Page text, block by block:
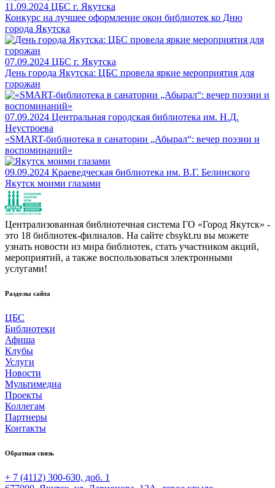
11.09.2024 ЦБС г. Якутска
Конкурс на лучшее оформление окон библиотек ко Дню
города Якутска
07.09.2024 ЦБС г. Якутска
День города Якутска: ЦБС провела яркие мероприятия для
горожан
07.09.2024 Центральная городская библиотека им. Н.Д.
Неустроева
«SMART-библиотека в санатории „Абырал“: вечер поэзии и
воспоминаний»
09.09.2024 Краеведческая библиотека им. В.Г. Белинского
Якутск моими глазами
Централизованная библиотечная система ГО «Город Якутск» -
это 18 библиотек-филиалов. На сайте cbsykt.ru вы можете
узнать новости из мира библиотек, стать участником акций,
мероприятий, а также воспользоваться электронными
услугами!
Разделы сайта
ЦБС
Библиотеки
Афиша
Клубы
Услуги
Новости
Мультимедиа
Проекты
Коллегам
Партнеры
Контакты
Обратная связь
+ 7 (4112) 300-630, доб. 1